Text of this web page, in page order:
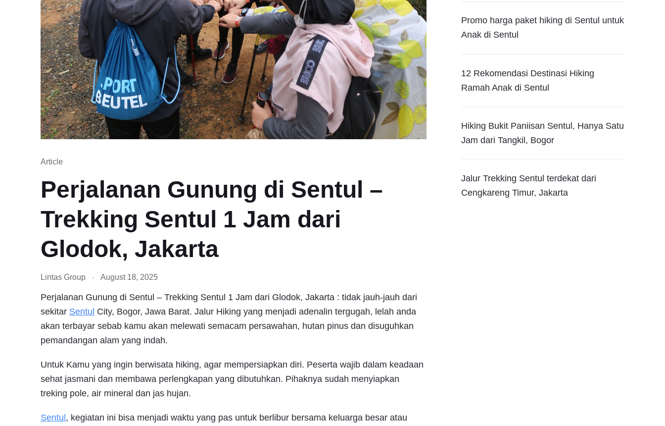
Article
Perjalanan Gunung di Sentul –
Trekking Sentul 1 Jam dari
Glodok, Jakarta
Lintas Group August 18, 2025
Perjalanan Gunung di Sentul – Trekking Sentul 1 Jam dari Glodok, Jakarta : tidak jauh-jauh dari
sekitar Sentul City, Bogor, Jawa Barat. Jalur Hiking yang menjadi adenalin tergugah, lelah anda
akan terbayar sebab kamu akan melewati semacam persawahan, hutan pinus dan disuguhkan
pemandangan alam yang indah.
Untuk Kamu yang ingin berwisata hiking, agar mempersiapkan diri. Peserta wajib dalam keadaan
sehat jasmani dan membawa perlengkapan yang dibutuhkan. Pihaknya sudah menyiapkan
treking pole, air mineral dan jas hujan.
Sentul, kegiatan ini bisa menjadi waktu yang pas untuk berlibur bersama keluarga besar atau
Promo harga paket hiking di Sentul untuk
Anak di Sentul
12 Rekomendasi Destinasi Hiking
Ramah Anak di Sentul
Hiking Bukit Paniisan Sentul, Hanya Satu
Jam dari Tangkil, Bogor
Jalur Trekking Sentul terdekat dari
Cengkareng Timur, Jakarta